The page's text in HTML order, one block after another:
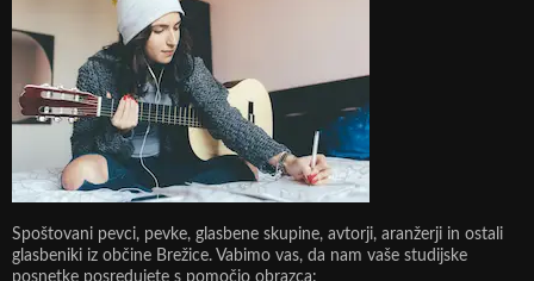
Spoštovani pevci, pevke, glasbene skupine, avtorji, aranžerji in ostali
glasbeniki iz občine Brežice. Vabimo vas, da nam vaše studijske
posnetke posredujete s pomočjo obrazca: